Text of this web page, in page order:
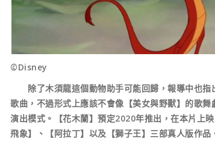
©Disney
除了木須龍這個動物助手可能回歸，報導中也指
歌曲，不過形式上應該不會像【美女與野獸】的歌
演出模式。【花木蘭】預定2020年推出，在本片上
飛象】、【阿拉丁】以及【獅子王】三部真人版作品